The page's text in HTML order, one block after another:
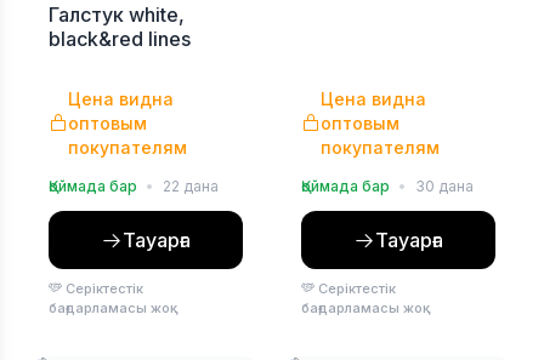
Галстук white,
black&red lines
Цена видна
оптовым
покупателям
Қоймада бар • 22 дана
Тауарға
Серіктестік
бағдарламасы жоқ
Цена видна
оптовым
покупателям
Қоймада бар • 30 дана
Тауарға
Серіктестік
бағдарламасы жоқ